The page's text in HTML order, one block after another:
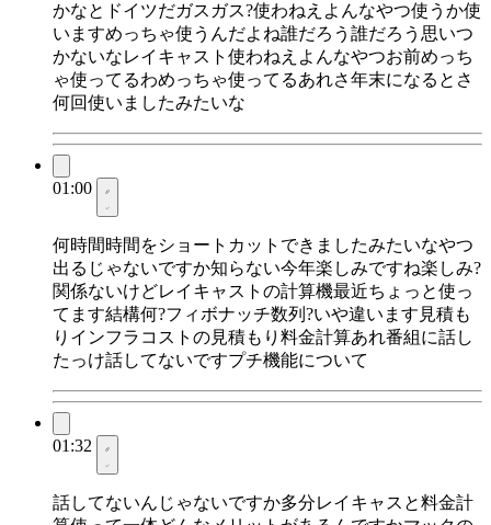
かなとドイツだガスガス?使わねえよんなやつ使うか使
いますめっちゃ使うんだよね誰だろう誰だろう思いつ
かないなレイキャスト使わねえよんなやつお前めっち
ゃ使ってるわめっちゃ使ってるあれさ年末になるとさ
何回使いましたみたいな
01:00
何時間時間をショートカットできましたみたいなやつ
出るじゃないですか知らない今年楽しみですね楽しみ?
関係ないけどレイキャストの計算機最近ちょっと使っ
てます結構何?フィボナッチ数列?いや違います見積も
りインフラコストの見積もり料金計算あれ番組に話し
たっけ話してないですプチ機能について
01:32
話してないんじゃないですか多分レイキャスと料金計